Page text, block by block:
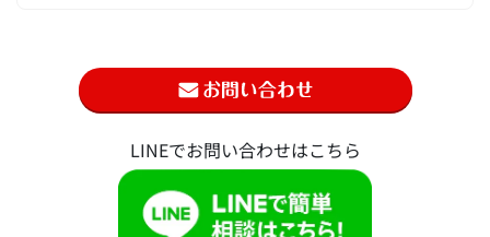
LINEでお問い合わせはこちら